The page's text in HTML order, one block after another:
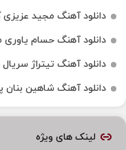
دانلود آهنگ مجید
دانلود آهنگ حسام
دانلود آهنگ تیتراژ
دانلود آهنگ شاهین بنان
لینک های ویژه